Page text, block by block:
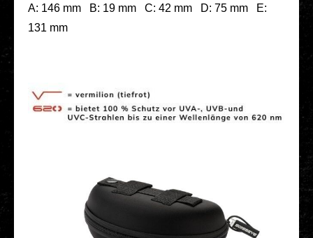
A: 146 mm B: 19 mm C: 42 mm D: 75 mm E:
131 mm